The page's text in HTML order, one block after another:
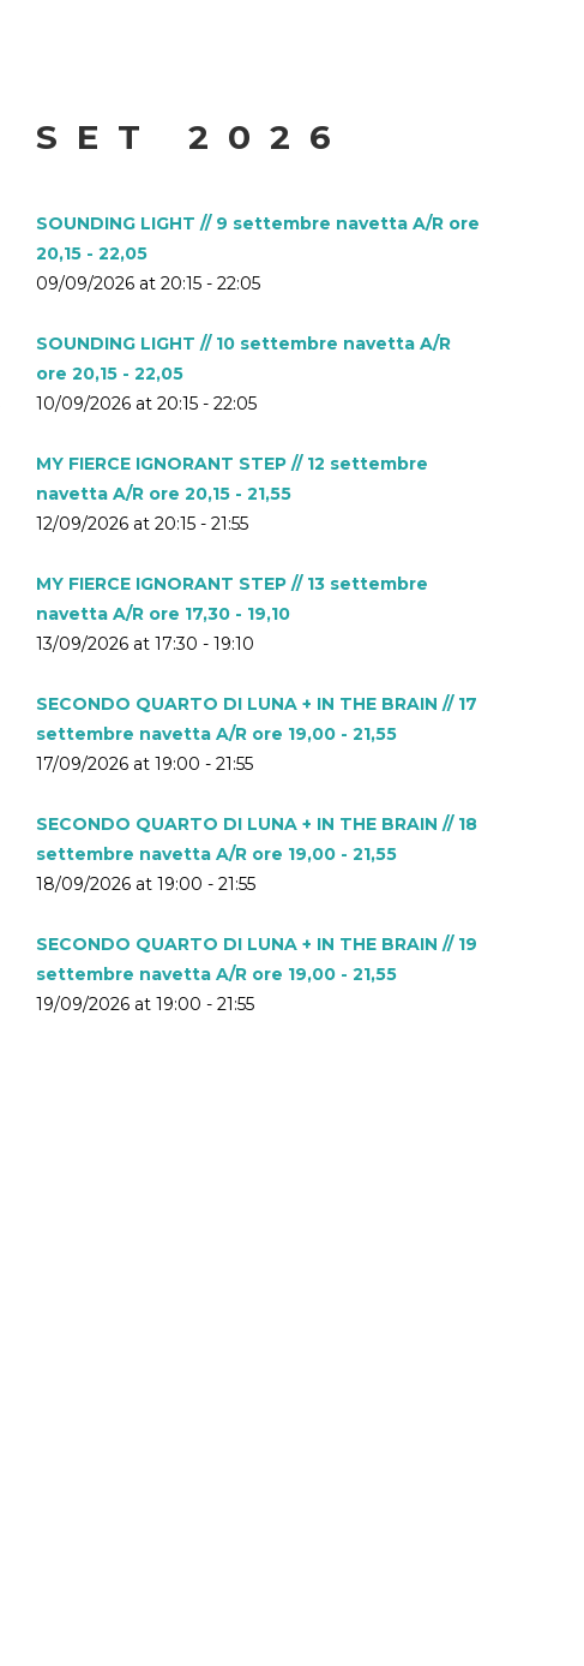
SET 2026
SOUNDING LIGHT // 9 settembre navetta A/R ore
20,15 - 22,05
09/09/2026 at 20:15 - 22:05
SOUNDING LIGHT // 10 settembre navetta A/R
ore 20,15 - 22,05
10/09/2026 at 20:15 - 22:05
MY FIERCE IGNORANT STEP // 12 settembre
navetta A/R ore 20,15 - 21,55
12/09/2026 at 20:15 - 21:55
MY FIERCE IGNORANT STEP // 13 settembre
navetta A/R ore 17,30 - 19,10
13/09/2026 at 17:30 - 19:10
SECONDO QUARTO DI LUNA + IN THE BRAIN // 17
settembre navetta A/R ore 19,00 - 21,55
17/09/2026 at 19:00 - 21:55
SECONDO QUARTO DI LUNA + IN THE BRAIN // 18
settembre navetta A/R ore 19,00 - 21,55
18/09/2026 at 19:00 - 21:55
SECONDO QUARTO DI LUNA + IN THE BRAIN // 19
settembre navetta A/R ore 19,00 - 21,55
19/09/2026 at 19:00 - 21:55